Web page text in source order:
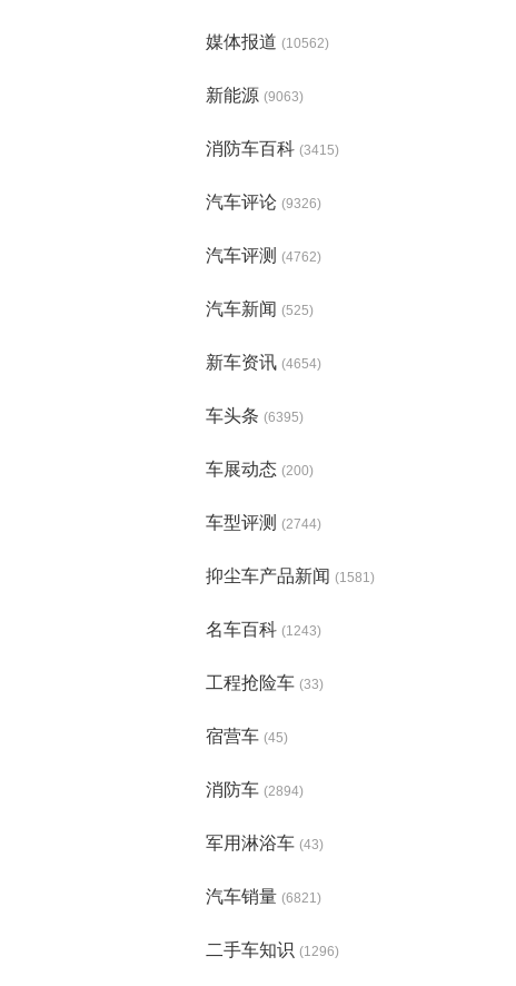
媒体报道 (10562)
新能源 (9063)
消防车百科 (3415)
汽车评论 (9326)
汽车评测 (4762)
汽车新闻 (525)
新车资讯 (4654)
车头条 (6395)
车展动态 (200)
车型评测 (2744)
抑尘车产品新闻 (1581)
名车百科 (1243)
工程抢险车 (33)
宿营车 (45)
消防车 (2894)
军用淋浴车 (43)
汽车销量 (6821)
二手车知识 (1296)